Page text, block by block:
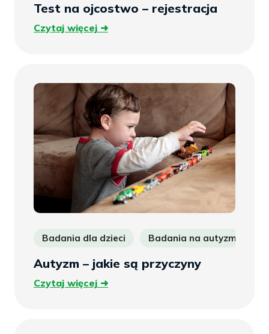
Test na ojcostwo – rejestracja
Czytaj więcejCzytaj
Badania dla dzieci Badania na autyzm
Autyzm – jakie są przyczyny
Czytaj więcejCzytaj